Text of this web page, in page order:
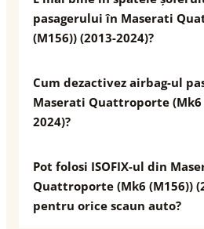
pasagerului în Maserati
(M156)) (2013-2024)?
Cum dezactivez airbag-ul
Maserati Quattroporte (Mk6
2024)?
Pot folosi ISOFIX-ul din
Quattroporte (Mk6 (M156))
pentru orice scaun auto?